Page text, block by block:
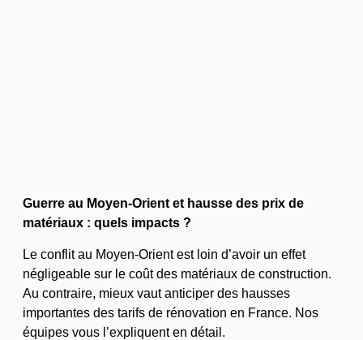
Guerre au Moyen-Orient et hausse des prix de
matériaux : quels impacts ?
Le conflit au Moyen-Orient est loin d’avoir un effet
négligeable sur le coût des matériaux de construction.
Au contraire, mieux vaut anticiper des hausses
importantes des tarifs de rénovation en France. Nos
équipes vous l’expliquent en détail.